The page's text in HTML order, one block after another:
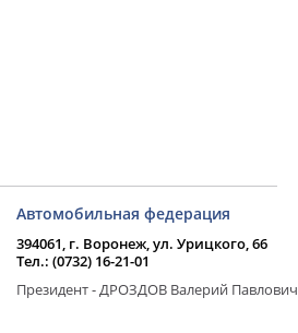
Автомобильная федерация
394061, г. Воронеж, ул. Урицкого, 66
Тел.: (0732) 16-21-01
Президент - ДРОЗДОВ Валерий Павлович